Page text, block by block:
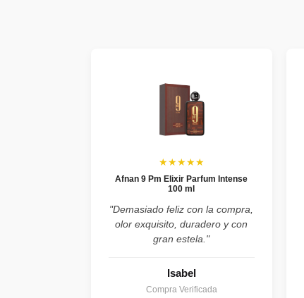
★★★★★
Afnan 9 Pm Elixir Parfum Intense
100 ml
"Demasiado feliz con la compra,
olor exquisito, duradero y con
gran estela."
Isabel
Compra Verificada